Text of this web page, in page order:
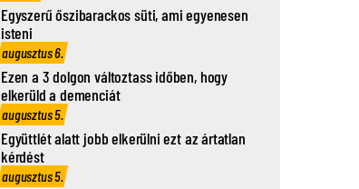
Egyszerű őszibarackos süti, ami egyenesen
isteni
augusztus 6.
Ezen a 3 dolgon változtass időben, hogy
elkerüld a demenciát
augusztus 5.
Együttlét alatt jobb elkerülni ezt az ártatlan
kérdést
augusztus 5.